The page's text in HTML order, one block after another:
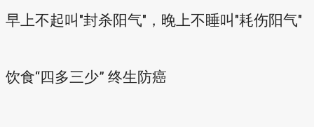
早上不起叫"封杀阳气"，晚上不睡叫"耗伤阳气"
饮食“四多三少” 终生防癌